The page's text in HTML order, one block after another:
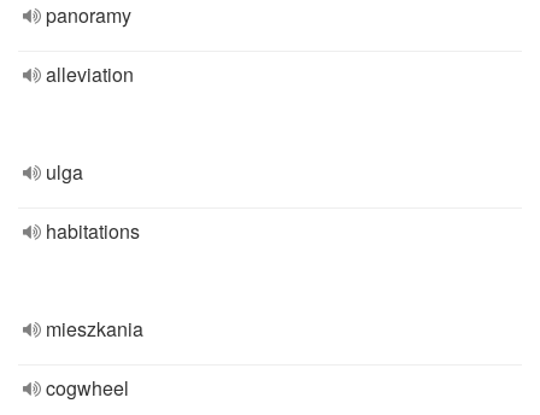
panoramy
alleviation
ulga
habitations
mieszkania
cogwheel